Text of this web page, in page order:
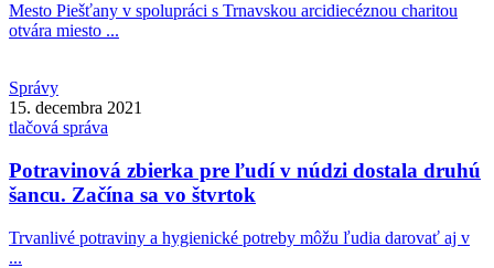
Mesto Piešťany v spolupráci s Trnavskou arcidiecéznou charitou
otvára miesto ...
Správy
15. decembra 2021
tlačová správa
Potravinová zbierka pre ľudí v núdzi dostala druhú
šancu. Začína sa vo štvrtok
Trvanlivé potraviny a hygienické potreby môžu ľudia darovať aj v
...